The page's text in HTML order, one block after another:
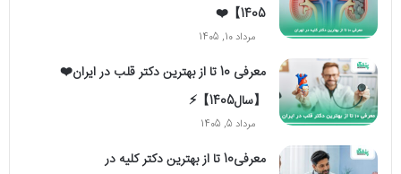
1405】❤️
مرداد 10, 1405
معرفی 10 تا از بهترین دکتر قلب در ایران❤️
【سال1405】⚡️
مرداد 5, 1405
معرفی10 تا از بهترین دکتر کلیه در